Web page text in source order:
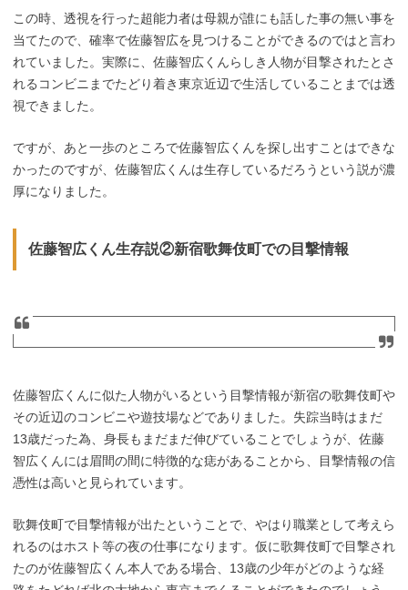
この時、透視を行った超能力者は母親が誰にも話した事の無い事を
当てたので、確率で佐藤智広を見つけることができるのではと言わ
れていました。実際に、佐藤智広くんらしき人物が目撃されたとさ
れるコンビニまでたどり着き東京近辺で生活していることまでは透
視できました。
ですが、あと一歩のところで佐藤智広くんを探し出すことはできな
かったのですが、佐藤智広くんは生存しているだろうという説が濃
厚になりました。
佐藤智広くん生存説②新宿歌舞伎町での目撃情報
佐藤智広くんに似た人物がいるという目撃情報が新宿の歌舞伎町や
その近辺のコンビニや遊技場などでありました。失踪当時はまだ
13歳だった為、身長もまだまだ伸びていることでしょうが、佐藤
智広くんには眉間の間に特徴的な痣があることから、目撃情報の信
憑性は高いと見られています。
歌舞伎町で目撃情報が出たということで、やはり職業として考えら
れるのはホスト等の夜の仕事になります。仮に歌舞伎町で目撃され
たのが佐藤智広くん本人である場合、13歳の少年がどのような経